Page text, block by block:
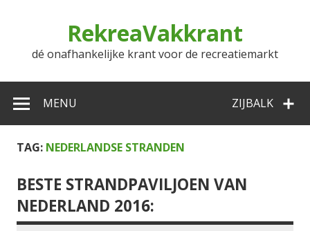
RekreaVakkrant
dé onafhankelijke krant voor de recreatiemarkt
ZIJBALK
MENU
TAG: NEDERLANDSE STRANDEN
BESTE STRANDPAVILJOEN VAN
NEDERLAND 2016: